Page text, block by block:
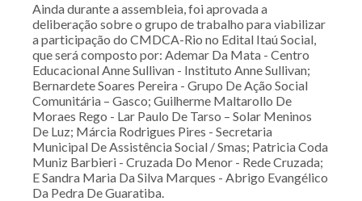
Ainda durante a assembleia, foi aprovada a
deliberação sobre o grupo de trabalho para viabilizar
a participação do CMDCA-Rio no Edital Itaú Social,
que será composto por: Ademar Da Mata - Centro
Educacional Anne Sullivan - Instituto Anne Sullivan;
Bernardete Soares Pereira - Grupo De Ação Social
Comunitária – Gasco; Guilherme Maltarollo De
Moraes Rego - Lar Paulo De Tarso – Solar Meninos
De Luz; Márcia Rodrigues Pires - Secretaria
Municipal De Assistência Social / Smas; Patricia Coda
Muniz Barbieri - Cruzada Do Menor - Rede Cruzada;
E Sandra Maria Da Silva Marques - Abrigo Evangélico
Da Pedra De Guaratiba.